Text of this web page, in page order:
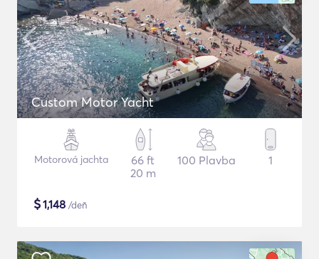
Custom Motor Yacht
Motorová jachta
66 ft
20 m
100 Plavba 1
$1,148 /deň